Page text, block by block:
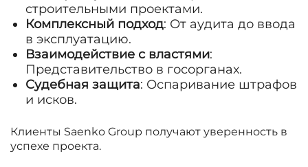
строительными проектами.
Комплексный подход: От аудита до ввода
в эксплуатацию.
Взаимодействие с властями:
Представительство в госорганах.
Судебная защита: Оспаривание штрафов
и исков.
Клиенты Saenko Group получают уверенность в
успехе проекта.